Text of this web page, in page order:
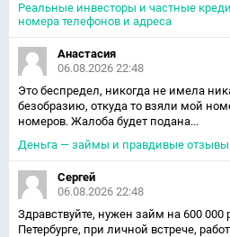
Реальные инвесторы и частные
номера телефонов и адреса
Анастасия
06.08.2026 22:48
Это беспредел, никогда не имела
безобразию, откуда то взяли мой
номеров. Жалоба будет подана...
Деньга — займы и правдивые отзывы
Сергей
06.08.2026 22:48
Здравствуйте, нужен займ на 600 000
Петербурге, при личной встрече,